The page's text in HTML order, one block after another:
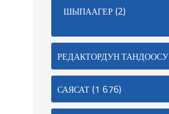
ШЫПААГЕР(2)
РЕДАКТОРДУН ТАНДООСУ
САЯСАТ(1 676)